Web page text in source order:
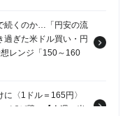
続くのか…「円安の流
過ぎた米ドル買い・円
レンジ「150～160
〈1ドル＝165円〉
ク”が壁に【今週の米